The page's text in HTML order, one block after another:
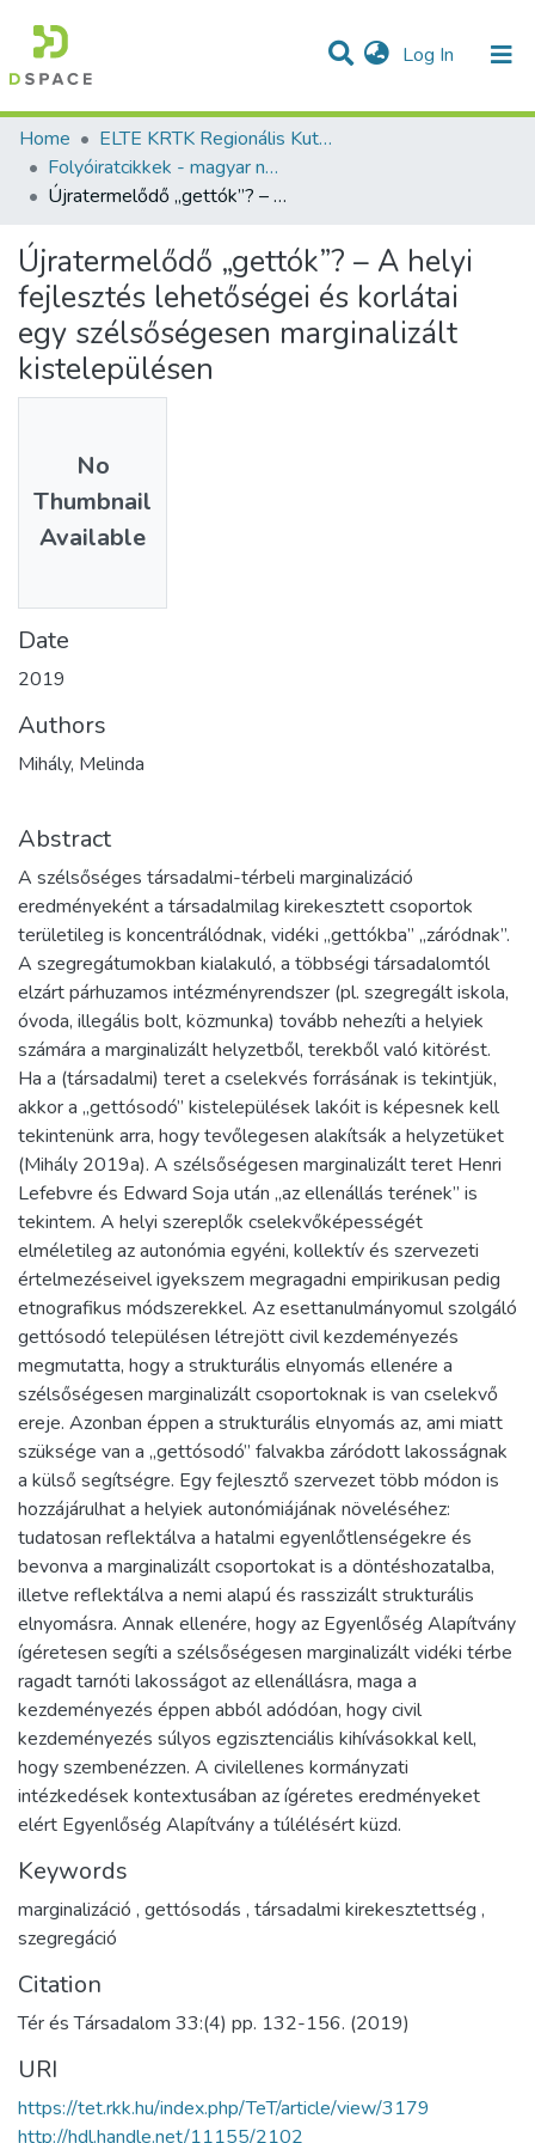
Log In (current)
Communities & Collections
Statistics
All of DSpace
Home
ELTE KRTK Regionális Kutatások Intézete
Folyóiratcikkek - magyar nyelvű (RKI)
Újratermelődő „gettók”? – A helyi fejlesztés lehetőségei és korlátai egy szélsőségesen marginalizált kistelepülésen
Újratermelődő „gettók”? – A helyi
fejlesztés lehetőségei és korlátai
egy szélsőségesen marginalizált
kistelepülésen
No
Thumbnail
Available
Date
2019
Authors
Mihály, Melinda
Abstract
A szélsőséges társadalmi-térbeli marginalizáció
eredményeként a társadalmilag kirekesztett csoportok
területileg is koncentrálódnak, vidéki „gettókba” „záródnak”.
A szegregátumokban kialakuló, a többségi társadalomtól
elzárt párhuzamos intézményrendszer (pl. szegregált iskola,
óvoda, illegális bolt, közmunka) tovább nehezíti a helyiek
számára a marginalizált helyzetből, terekből való kitörést.
Ha a (társadalmi) teret a cselekvés forrásának is tekintjük,
akkor a „gettósodó” kistelepülések lakóit is képesnek kell
tekintenünk arra, hogy tevőlegesen alakítsák a helyzetüket
(Mihály 2019a). A szélsőségesen marginalizált teret Henri
Lefebvre és Edward Soja után „az ellenállás terének” is
tekintem. A helyi szereplők cselekvőképességét
elméletileg az autonómia egyéni, kollektív és szervezeti
értelmezéseivel igyekszem megragadni empirikusan pedig
etnografikus módszerekkel. Az esettanulmányomul szolgáló
gettósodó településen létrejött civil kezdeményezés
megmutatta, hogy a strukturális elnyomás ellenére a
szélsőségesen marginalizált csoportoknak is van cselekvő
ereje. Azonban éppen a strukturális elnyomás az, ami miatt
szüksége van a „gettósodó” falvakba záródott lakosságnak
a külső segítségre. Egy fejlesztő szervezet több módon is
hozzájárulhat a helyiek autonómiájának növeléséhez:
tudatosan reflektálva a hatalmi egyenlőtlenségekre és
bevonva a marginalizált csoportokat is a döntéshozatalba,
illetve reflektálva a nemi alapú és rasszizált strukturális
elnyomásra. Annak ellenére, hogy az Egyenlőség Alapítvány
ígéretesen segíti a szélsőségesen marginalizált vidéki térbe
ragadt tarnóti lakosságot az ellenállásra, maga a
kezdeményezés éppen abból adódóan, hogy civil
kezdeményezés súlyos egzisztenciális kihívásokkal kell,
hogy szembenézzen. A civilellenes kormányzati
intézkedések kontextusában az ígéretes eredményeket
elért Egyenlőség Alapítvány a túlélésért küzd.
Keywords
marginalizáció , gettósodás , társadalmi kirekesztettség ,
szegregáció
Citation
Tér és Társadalom 33:(4) pp. 132-156. (2019)
URI
https://tet.rkk.hu/index.php/TeT/article/view/3179
http://hdl.handle.net/11155/2102